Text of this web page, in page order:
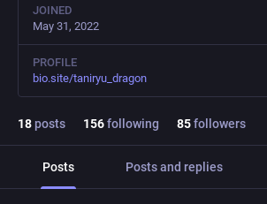
JOINED
May 31, 2022
PROFILE
bio.site/taniryu_dragon
18posts 156following 85followers
Posts Posts and replies